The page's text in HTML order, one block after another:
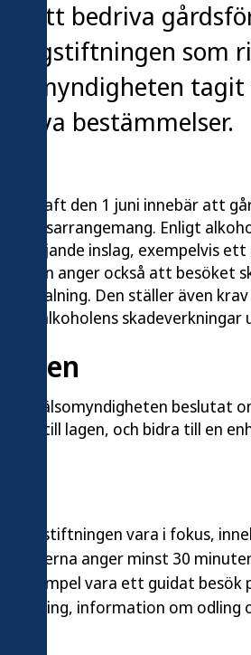
att bedriva
lagstiftningen som
nya bestämmelser.
i kraft den 1 juni innebär att
Enligt
inslag, exempelvis
Lagen anger också att besöket
betalning. Den ställer även
om alkoholens skadeverkningar
Folkhälsomyndigheten beslutat
till lagen, och bidra till en
lagstiftningen vara i fokus,
anger minst 30
exempel vara ett guidat besök
information om odling